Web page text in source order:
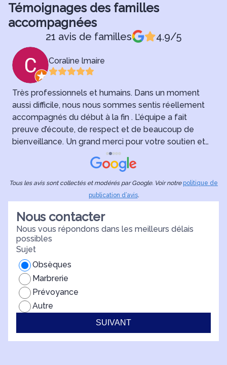
Témoignages des familles
accompagnées
21 avis de familles 4.9/5
Coraline lmaire
Très professionnels et humains. Dans un moment
aussi difficile, nous nous sommes sentis réellement
accompagnés du début à la fin . L’équipe a fait
preuve d’écoute, de respect et de beaucoup de
bienveillance. Un grand merci pour votre soutien et
votre sérieux. Merci pour mon Papi 🌟
Tous les avis sont collectés et modérés par Google. Voir notre politique de
publication d’avis.
Nous contacter
Nous vous répondons dans les meilleurs délais
possibles
Sujet
Obsèques
Marbrerie
Prévoyance
Autre
SUIVANT